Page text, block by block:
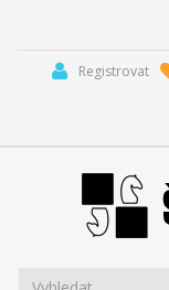
Registrovat